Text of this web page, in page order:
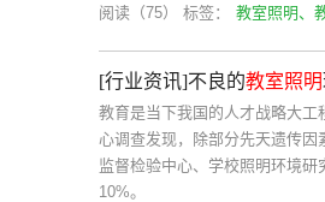
阅读（75） 标签： 教室照明、
[行业资讯]不良的教室照明
教育是当下我国的人才战略大
心调查发现，除部分先天遗传因
监督检验中心、学校照明环境
10%。